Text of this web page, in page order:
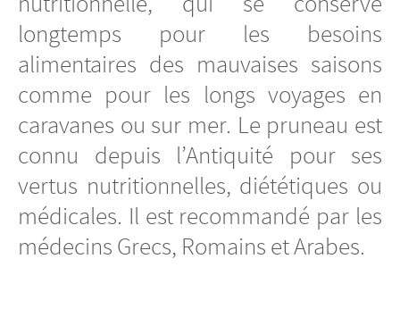
longtemps pour les besoins
alimentaires des mauvaises saisons
comme pour les longs voyages en
caravanes ou sur mer. Le pruneau est
connu depuis l’Antiquité pour ses
vertus nutritionnelles, diététiques ou
médicales. Il est recommandé par les
médecins Grecs, Romains et Arabes.